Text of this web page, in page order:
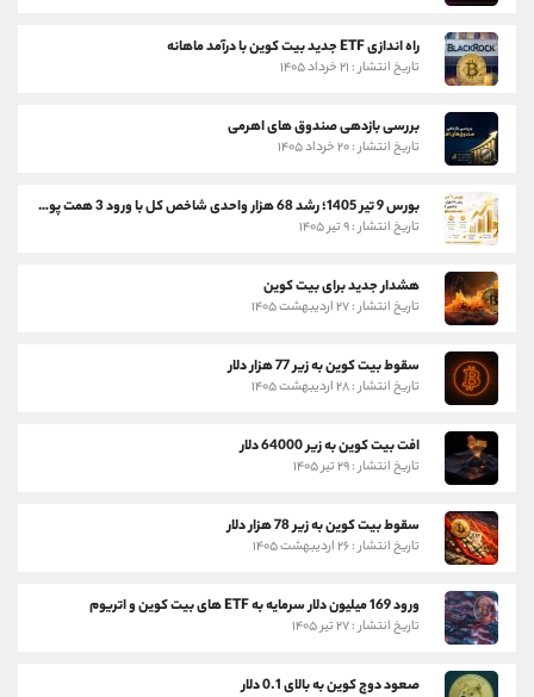
راه اندازی ETF جدید بیت کوین با درآمد ماهانه
تاریخ انتشار : ۲۱ خرداد ۱۴۰۵
بررسی بازدهی صندوق های اهرمی
تاریخ انتشار : ۲۰ خرداد ۱۴۰۵
بورس 9 تیر 1405؛ رشد 68 هزار واحدی شاخص کل با ورود 3 همت پول حقیقی
تاریخ انتشار : ۹ تیر ۱۴۰۵
هشدار جدید برای بیت کوین
تاریخ انتشار : ۲۷ اردیبهشت ۱۴۰۵
سقوط بیت کوین به زیر 77 هزار دلار
تاریخ انتشار : ۲۸ اردیبهشت ۱۴۰۵
افت بیت کوین به زیر 64000 دلار
تاریخ انتشار : ۲۹ تیر ۱۴۰۵
سقوط بیت کوین به زیر 78 هزار دلار
تاریخ انتشار : ۲۶ اردیبهشت ۱۴۰۵
ورود 169 میلیون دلار سرمایه به ETF های بیت کوین و اتریوم
تاریخ انتشار : ۲۷ تیر ۱۴۰۵
صعود دوج کوین به بالای 0.1 دلار